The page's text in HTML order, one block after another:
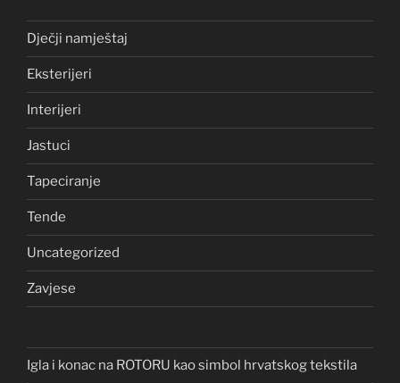
Dječji namještaj
Eksterijeri
Interijeri
Jastuci
Tapeciranje
Tende
Uncategorized
Zavjese
Igla i konac na ROTORU kao simbol hrvatskog tekstila